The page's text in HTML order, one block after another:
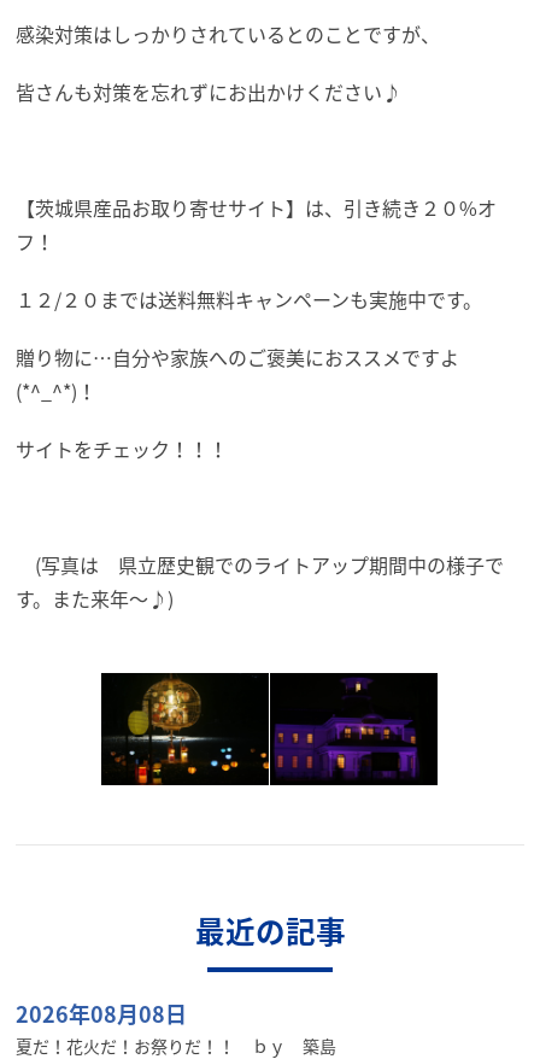
感染対策はしっかりされているとのことですが、
皆さんも対策を忘れずにお出かけください♪
【茨城県産品お取り寄せサイト】は、引き続き２０%オ
フ！
１２/２０までは送料無料キャンペーンも実施中です。
贈り物に…自分や家族へのご褒美におススメですよ
(*^_^*)！
サイトをチェック！！！
(写真は 県立歴史観でのライトアップ期間中の様子で
す。また来年～♪)
最近の記事
2026年08月08日
夏だ！花火だ！お祭りだ！！ ｂｙ 築島